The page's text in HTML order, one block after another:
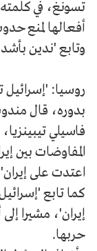
تسونغ، في
أفعالها لمنع
وتابع 'ندين
روسيا: 'إسرائيل
بدوره، قال
فاسيلي
المفاوضات بين
اعتدت على
كما تابع
إيران'، مشيرا
حربها.